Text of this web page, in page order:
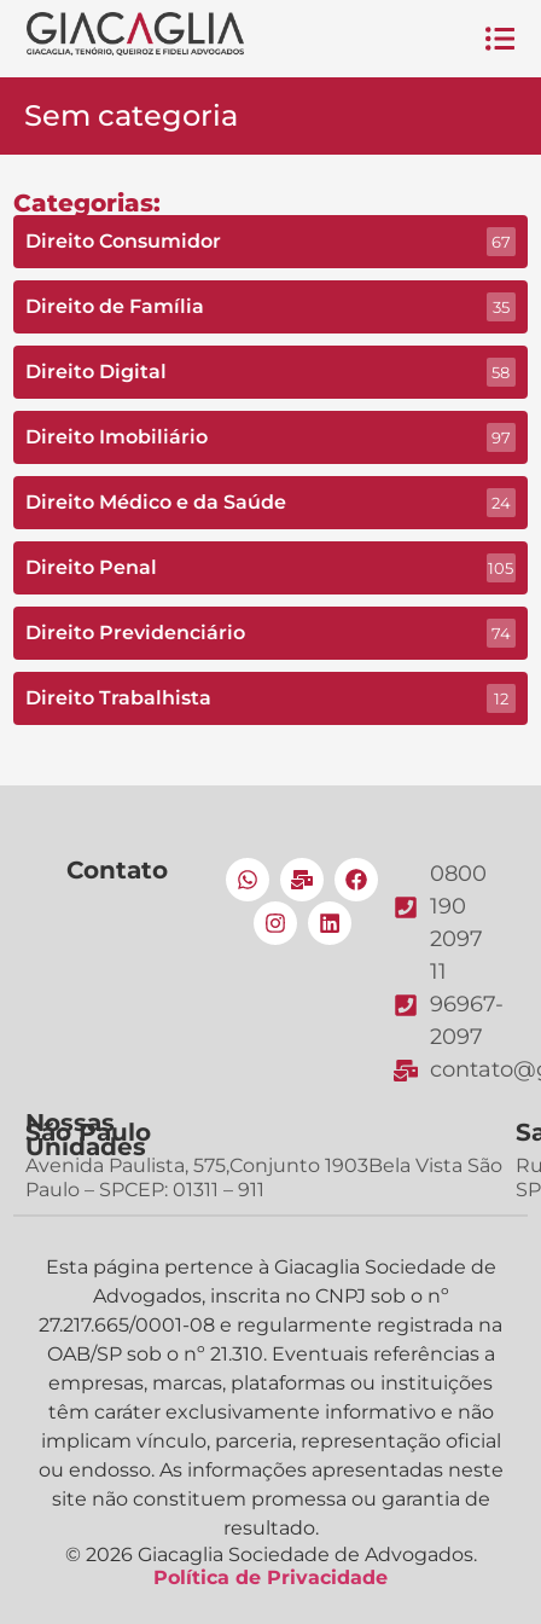
Sem categoria
Categorias:
Direito Consumidor 67
Direito de Família 35
Direito Digital 58
Direito Imobiliário 97
Direito Médico e da Saúde 24
Direito Penal 105
Direito Previdenciário 74
Direito Trabalhista 12
Contato
0800
190
2097
11
96967-
2097
Nossas
Unidades
São Paulo
Avenida Paulista, 575,Conjunto 1903Bela Vista São
Paulo – SPCEP: 01311 – 911
Esta página pertence à Giacaglia Sociedade de
Advogados, inscrita no CNPJ sob o nº
27.217.665/0001-08 e regularmente registrada na
OAB/SP sob o nº 21.310. Eventuais referências a
empresas, marcas, plataformas ou instituições
têm caráter exclusivamente informativo e não
implicam vínculo, parceria, representação oficial
ou endosso. As informações apresentadas neste
site não constituem promessa ou garantia de
resultado.
© 2026 Giacaglia Sociedade de Advogados.
Política de Privacidade